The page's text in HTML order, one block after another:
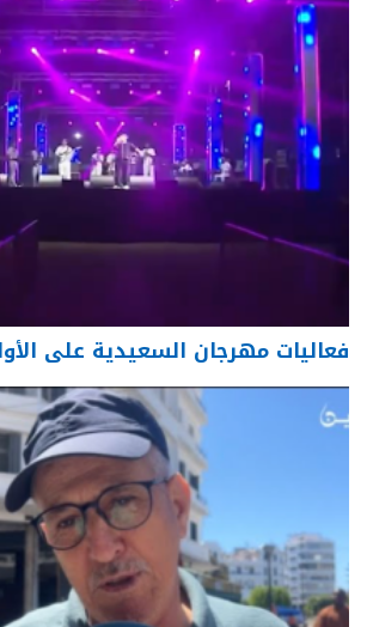
فعاليات مهرجان السعيدية على